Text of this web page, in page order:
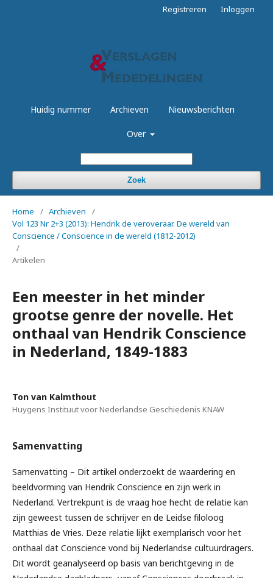
Huidig nummer Archieven Nieuwsberichten
Over
Zoek
Registreren Inloggen
Home / Archieven
/
Vol 123 Nr 2+3 (2013): Hendrik de veroveraar. De wereld van
Conscience / Conscience in de wereld (1812-2012)
/
Artikelen
Een meester in het minder
grootse genre der novelle. Het
onthaal van Hendrik Conscience
in Nederland, 1849-1883
Ton van Kalmthout
Huygens Instituut voor Nederlandse Geschiedenis KNAW
Samenvatting
Samenvatting – Dit artikel onderzoekt de waardering en
beeldvorming van Hendrik Conscience en zijn werk in
Nederland. Vertrekpunt is de vraag hoe hecht de relatie kan
zijn geweest tussen de schrijver en de Leidse filoloog
Matthias de Vries. Deze relatie lijkt exemplarisch voor het
onthaal dat Conscience vond bij Nederlandse cultuurdragers.
Dit wordt geanalyseerd op basis van berichtgeving in de